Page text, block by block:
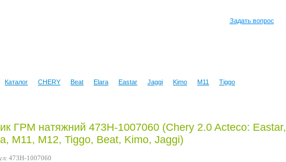
Задать вопрос
Каталог CHERY Beat Elara Eastar Jaggi Kimo M11 Tiggo
ГРМ натяжний 473H-1007060 (Chery 2.0 Acteco: Eastar,
M11, M12, Tiggo, Beat, Kimo, Jaggi)
473H-1007060